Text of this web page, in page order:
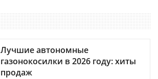
Лучшие автономные
газонокосилки в 2026 году: хиты
продаж